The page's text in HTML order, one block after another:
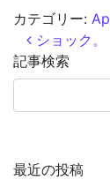
カテゴリー:
投稿
ショック。
記事検索
最近の投稿